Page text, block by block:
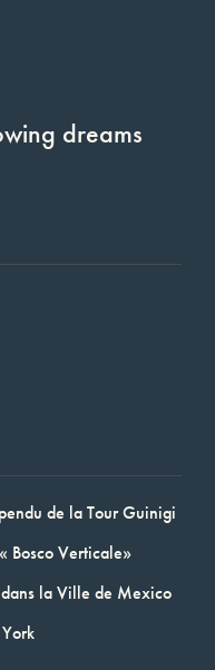
dreams
de la Tour Guinigi
Bosco Verticale»
la Ville de Mexico